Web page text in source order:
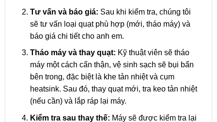
Tư vấn và báo giá: Sau khi kiểm tra, chúng tôi
sẽ tư vấn loại quạt phù hợp (mới, tháo máy) và
báo giá chi tiết cho anh em.
Tháo máy và thay quạt: Kỹ thuật viên sẽ tháo
máy một cách cẩn thận, vệ sinh sạch sẽ bụi bẩn
bên trong, đặc biệt là khe tản nhiệt và cụm
heatsink. Sau đó, thay quạt mới, tra keo tản nhiệt
(nếu cần) và lắp ráp lại máy.
Kiểm tra sau thay thế: Máy sẽ được kiểm tra lại